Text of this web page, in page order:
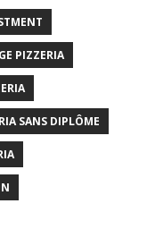
PIZZERIA
SANS DIPLÔME